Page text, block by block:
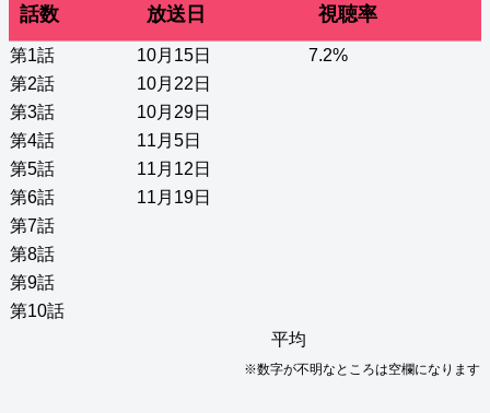
話数 放送日 視聴率
第1話 10月15日
7.2%
第2話
10月22日
第3話
10月29日
第4話
11月5日
第5話
11月12日
第6話
11月19日
第7話
第8話
第9話
第10話
平均
※数字が不明なところは空欄になります